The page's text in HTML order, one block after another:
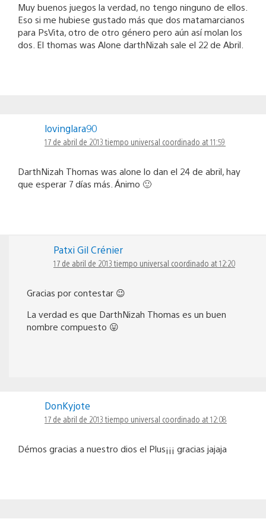
Muy buenos juegos la verdad, no tengo ninguno de ellos.
Eso si me hubiese gustado más que dos matamarcianos
para PsVita, otro de otro género pero aún así molan los
dos. El thomas was Alone darthNizah sale el 22 de Abril.
lovinglara90
17 de abril de 2013 tiempo universal coordinado at 11:59
DarthNizah Thomas was alone lo dan el 24 de abril, hay
que esperar 7 días más. Ánimo 🙂
Patxi Gil Crénier
17 de abril de 2013 tiempo universal coordinado at 12:20
Gracias por contestar 😉
La verdad es que DarthNizah Thomas es un buen
nombre compuesto 😛
DonKyjote
17 de abril de 2013 tiempo universal coordinado at 12:08
Démos gracias a nuestro dios el Plus¡¡¡ gracias jajaja